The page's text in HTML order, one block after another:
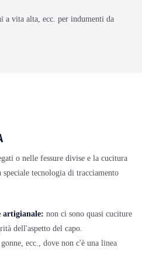
a vita alta, ecc. per indumenti da
o nelle fessure divise e la cucitura
speciale tecnologia di tracciamento
artigianale: non ci sono quasi cuciture
dell'aspetto del capo.
ecc., dove non c'è una linea